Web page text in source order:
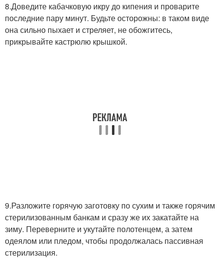
8.Доведите кабачковую икру до кипения и проварите
последние пару минут. Будьте осторожны: в таком виде
она сильно пыхает и стреляет, не обожгитесь,
прикрывайте кастрюлю крышкой.
9.Разложите горячую заготовку по сухим и также горячим
стерилизованным банкам и сразу же их закатайте на
зиму. Переверните и укутайте полотенцем, а затем
одеялом или пледом, чтобы продолжалась пассивная
стерилизация.